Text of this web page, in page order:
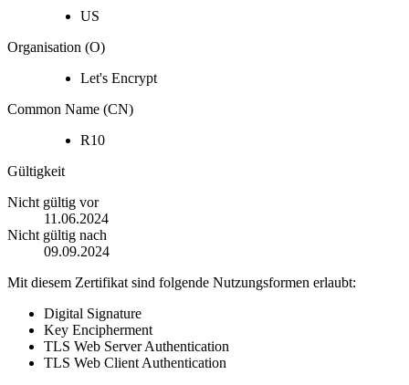
US
Organisation (O)
Let's Encrypt
Common Name (CN)
R10
Gültigkeit
Nicht gültig vor
11.06.2024
Nicht gültig nach
09.09.2024
Mit diesem Zertifikat sind folgende Nutzungsformen erlaubt:
Digital Signature
Key Encipherment
TLS Web Server Authentication
TLS Web Client Authentication